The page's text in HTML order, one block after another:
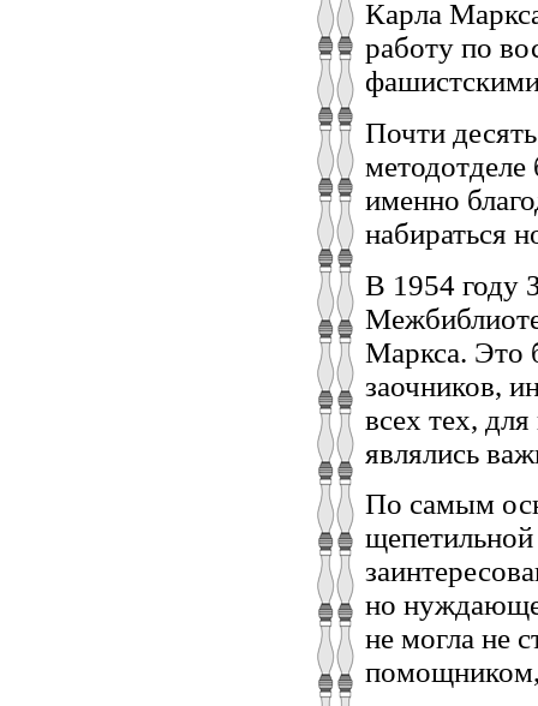
Карла
работу по
Почти
именно
набираться
В 1954 году
Маркса. Это
заочников,
всех тех,
являлись
По самым
но
не могла не
помощником,